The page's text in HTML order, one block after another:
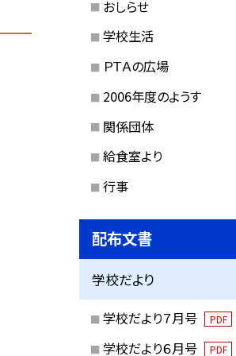
おしらせ
学校生活
ＰＴＡの広場
2006年度のようす
関係団体
給食室より
行事
配布文書
学校だより
学校だより７月号 PDF
学校だより６月号 PDF